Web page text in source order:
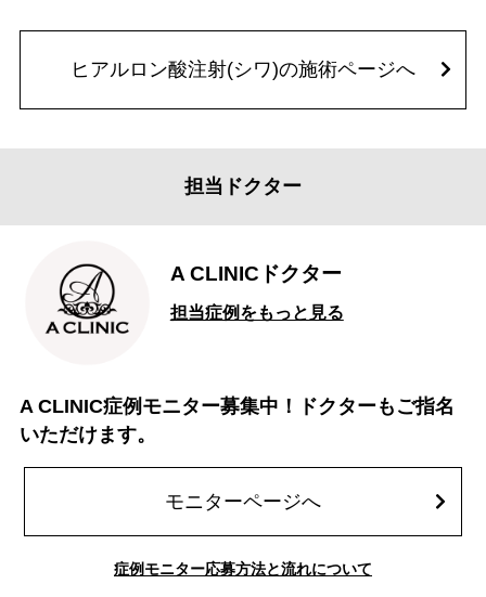
ヒアルロン酸注射(シワ)の施術ページへ
担当ドクター
A CLINICドクター
担当症例をもっと見る
A CLINIC症例モニター募集中！ドクターもご指名
いただけます。
モニターページへ
症例モニター応募方法と流れについて